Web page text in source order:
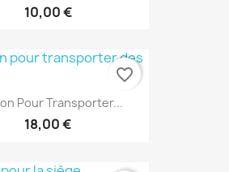
10,00 €
Pour Transporter...
18,00 €
favorite_border